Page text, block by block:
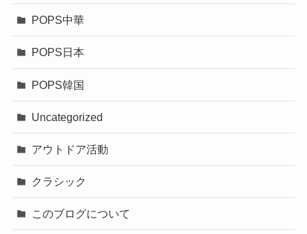
POPS中華
POPS日本
POPS韓国
Uncategorized
アウトドア活動
クラシック
このブログについて